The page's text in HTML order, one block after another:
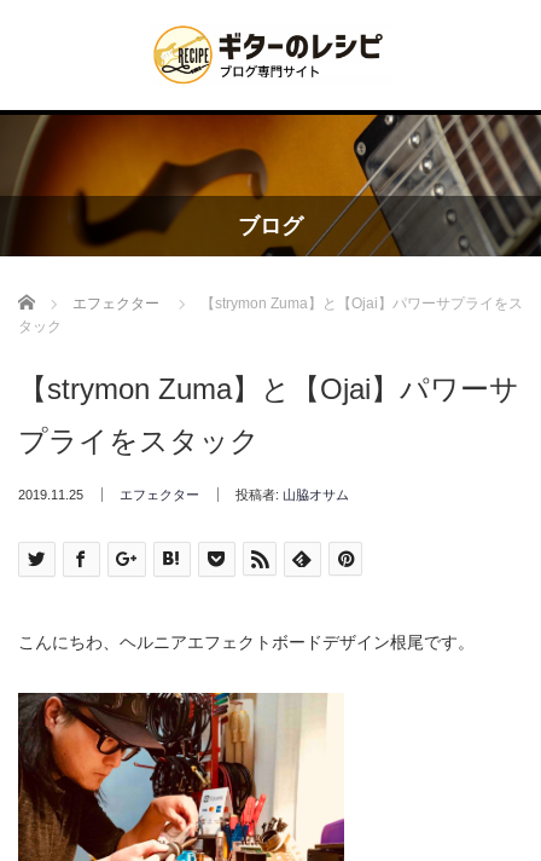
ブログ
Home エフェクター
【strymon Zuma】と【Ojai】パワーサプライをス
タック
【strymon Zuma】と【Ojai】パワーサ
プライをスタック
2019.11.25 エフェクター 投稿者: 山脇オサム
こんにちわ、ヘルニアエフェクトボードデザイン根尾です。